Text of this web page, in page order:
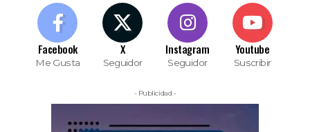
Facebook
Me Gusta
X
Seguidor
Instagram
Seguidor
Youtube
Suscribir
- Publicidad -